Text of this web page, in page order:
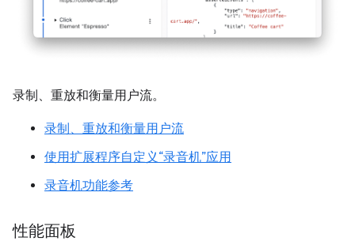
录制、重放和衡量用户流。
录制、重放和衡量用户流
使用扩展程序自定义“录音机”应用
录音机功能参考
性能面板